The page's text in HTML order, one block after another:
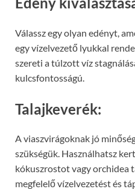
Válassz egy olyan edényt,
egy vízelvezető lyukkal
szereti a túlzott víz
kulcsfontosságú.
Talajkeverék:
A viaszvirágoknak jó
szükségük. Használhatsz
kókuszrostot vagy orchidea
megfelelő vízelvezetést és